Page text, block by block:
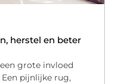
herstel en beter
grote invloed
pijnlijke rug,